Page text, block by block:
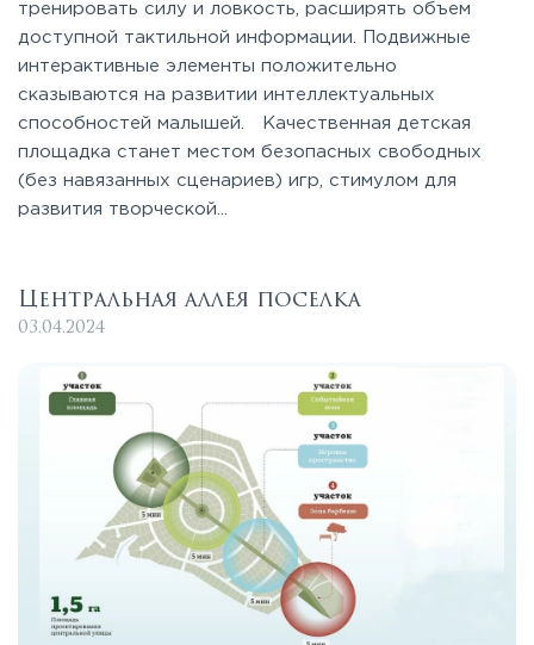
тренировать силу и ловкость, расширять объем
доступной тактильной информации. Подвижные
интерактивные элементы положительно
сказываются на развитии интеллектуальных
способностей малышей. Качественная детская
площадка станет местом безопасных свободных
(без навязанных сценариев) игр, стимулом для
развития творческой...
Центральная аллея поселка
03.04.2024